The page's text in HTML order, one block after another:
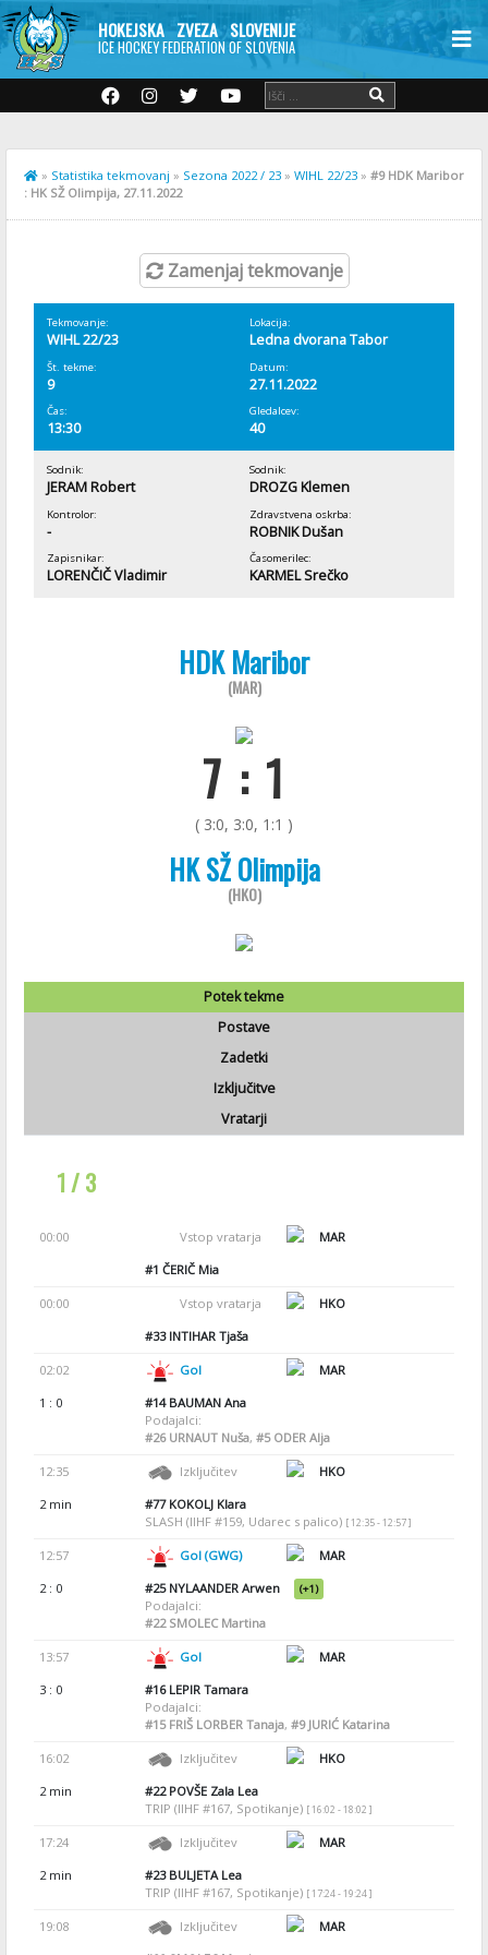
HOKEJSKA ZVEZA SLOVENIJE
ICE HOCKEY FEDERATION OF SLOVENIA
» Statistika tekmovanj » Sezona 2022 / 23 » WIHL 22/23 » #9 HDK Maribor
: HK SŽ Olimpija, 27.11.2022
Zamenjaj tekmovanje
Tekmovanje:
WIHL 22/23
Lokacija:
Ledna dvorana Tabor
Št. tekme:
9
Datum:
27.11.2022
Čas:
13:30
Gledalcev:
40
Sodnik:
JERAM Robert
Sodnik:
DROZG Klemen
Kontrolor:
-
Zdravstvena oskrba:
ROBNIK Dušan
Zapisnikar:
LORENČIČ Vladimir
Časomerilec:
KARMEL Srečko
HDK Maribor
(MAR)
7 : 1
( 3:0, 3:0, 1:1 )
HK SŽ Olimpija
(HKO)
Potek tekme
Postave
Zadetki
Izključitve
Vratarji
1 / 3
00:00 Vstop vratarja
MAR
#1 ČERIČ Mia
00:00 Vstop vratarja
HKO
#33INTIHAR Tjaša
02:02 Gol
MAR
1 : 0
#14BAUMAN Ana
Podajalci:
#26URNAUT Nuša, #5ODER Alja
12:35 Izključitev
HKO
2 min
#77KOKOLJ Klara
SLASH (IIHF #159, Udarec s palico) [ 12:35 - 12:57 ]
12:57 Gol (GWG)
MAR
2 : 0
#25NYLAANDER Arwen (+1)
Podajalci:
#22SMOLEC Martina
13:57 Gol
MAR
3 : 0
#16LEPIR Tamara
Podajalci:
#15FRIŠ LORBER Tanaja, #9JURIĆ Katarina
16:02 Izključitev
HKO
2 min
#22POVŠE Zala Lea
TRIP (IIHF #167, Spotikanje) [ 16:02 - 18:02 ]
17:24 Izključitev
MAR
2 min
#23BULJETA Lea
TRIP (IIHF #167, Spotikanje) [ 17:24 - 19:24 ]
19:08 Izključitev
MAR